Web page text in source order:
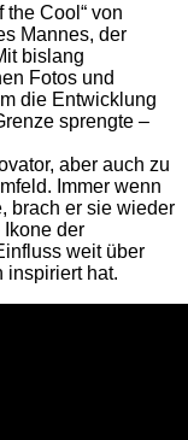
the Cool“ von
Mannes, der
bislang
Fotos und
die Entwicklung
sprengte –
aber auch zu
Immer wenn
brach er sie wieder
der
weit über
inspiriert hat.